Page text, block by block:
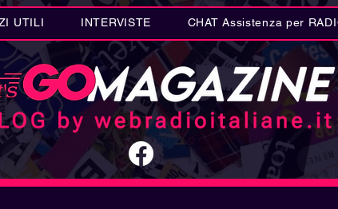
UTILI INTERVISTE CHAT Assistenza per